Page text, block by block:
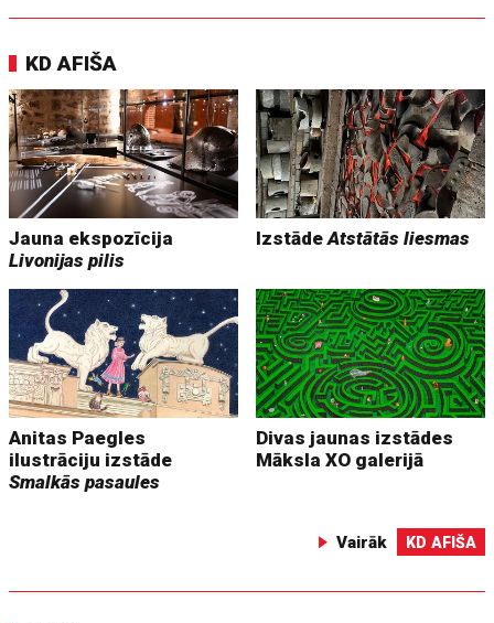
KD AFIŠA
Jauna ekspozīcija
Livonijas pilis
IzstādeAtstātās liesmas
Anitas Paegles
ilustrāciju izstāde
Smalkās pasaules
Divas jaunas izstādes
Māksla XO galerijā
Vairāk KD AFIŠA